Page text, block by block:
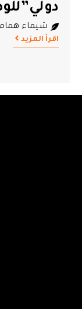
شيماء
اقرأ المزيد